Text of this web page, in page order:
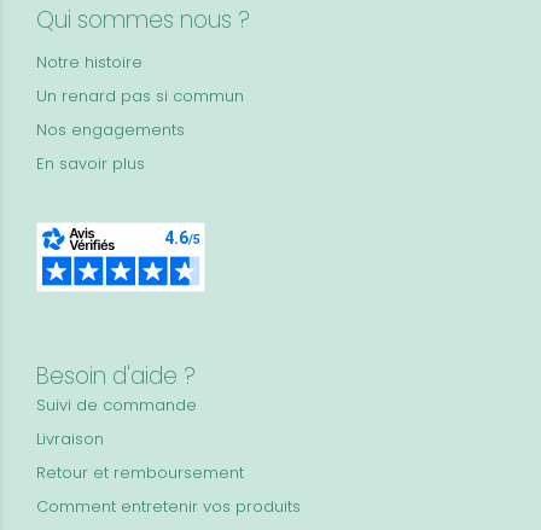
Qui sommes nous ?
Notre histoire
Un renard pas si commun
Nos engagements
En savoir plus
Besoin d'aide ?
Suivi de commande
Livraison
Retour et remboursement
Comment entretenir vos produits